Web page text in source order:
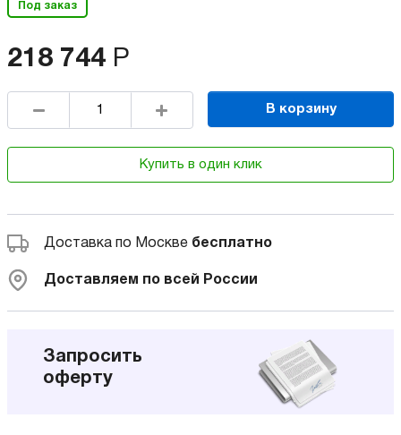
Под заказ
218 744 Р
В корзину
Купить в один клик
Доставка по Москве бесплатно
Доставляем по всей России
Запросить
оферту